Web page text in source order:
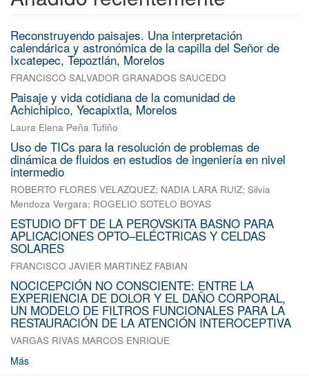
Reconstruyendo paisajes. Una interpretación
calendárica y astronómica de la capilla del Señor de
Ixcatepec, Tepoztlán, Morelos
FRANCISCO SALVADOR GRANADOS SAUCEDO
Paisaje y vida cotidiana de la comunidad de
Achichipico, Yecapixtla, Morelos
Laura Elena Peña Tufiño
Uso de TICs para la resolución de problemas de
dinámica de fluidos en estudios de ingeniería en nivel
intermedio
ROBERTO FLORES VELAZQUEZ; NADIA LARA RUIZ; Silvia
Mendoza Vergara; ROGELIO SOTELO BOYAS
ESTUDIO DFT DE LA PEROVSKITA BASNO PARA
APLICACIONES OPTO–ELÉCTRICAS Y CELDAS
SOLARES
FRANCISCO JAVIER MARTINEZ FABIAN
NOCICEPCIÓN NO CONSCIENTE: ENTRE LA
EXPERIENCIA DE DOLOR Y EL DAÑO CORPORAL,
UN MODELO DE FILTROS FUNCIONALES PARA LA
RESTAURACIÓN DE LA ATENCIÓN INTEROCEPTIVA
VARGAS RIVAS MARCOS ENRIQUE
Más